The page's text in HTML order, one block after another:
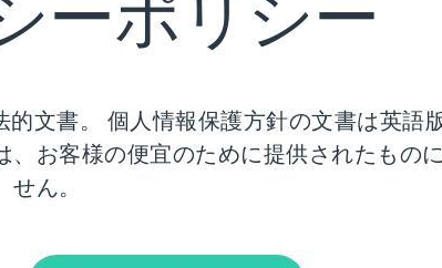
ーポリシー
文書。 個人情報保護方針の文書は英語
お客様の便宜のために提供されたもの
せん。